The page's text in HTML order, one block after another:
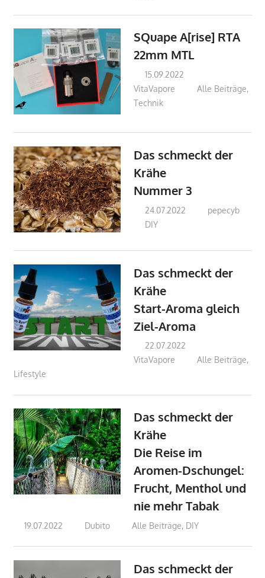
SQuape A[rise] RTA
22mm MTL
15.09.2022
VitaVapore
Alle Beiträge,
Technik
Das schmeckt der
Krähe
Nummer 3
24.07.2022
pepecyb
DIY
Das schmeckt der
Krähe
Start-Aroma gleich
Ziel-Aroma
22.07.2022
VitaVapore
Alle Beiträge,
Lifestyle
Das schmeckt der
Krähe
Die Reise im
Aromen-Dschungel:
Frucht, Menthol und
nie mehr Tabak
19.07.2022 Dubito Alle Beiträge, DIY
Das schmeckt der